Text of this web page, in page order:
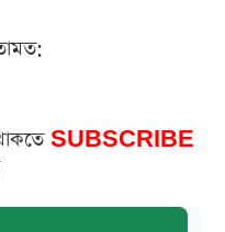
SUBSCRIBE